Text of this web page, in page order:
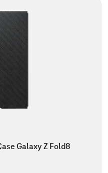
Galaxy Z Fold8